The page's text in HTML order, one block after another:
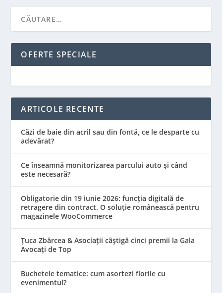
OFERTE SPECIALE
ARTICOLE RECENTE
Căzi de baie din acril sau din fontă, ce le desparte cu
adevărat?
Ce înseamnă monitorizarea parcului auto și când
este necesară?
Obligatorie din 19 iunie 2026: funcția digitală de
retragere din contract. O soluție românească pentru
magazinele WooCommerce
Țuca Zbârcea & Asociații câștigă cinci premii la Gala
Avocați de Top
Buchetele tematice: cum asortezi florile cu
evenimentul?